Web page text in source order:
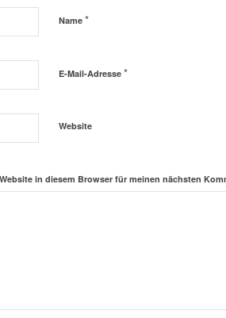
Name *
E-Mail-Adresse *
Website
in diesem Browser für meinen nächsten